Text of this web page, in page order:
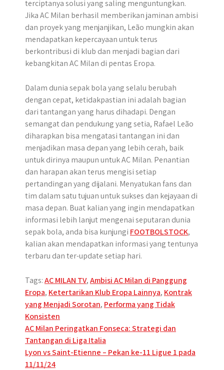
terciptanya solusi yang saling menguntungkan.
Jika AC Milan berhasil memberikan jaminan ambisi
dan proyek yang menjanjikan, Leão mungkin akan
mendapatkan kepercayaan untuk terus
berkontribusi di klub dan menjadi bagian dari
kebangkitan AC Milan di pentas Eropa.
Dalam dunia sepak bola yang selalu berubah
dengan cepat, ketidakpastian ini adalah bagian
dari tantangan yang harus dihadapi. Dengan
semangat dan pendukung yang setia, Rafael Leão
diharapkan bisa mengatasi tantangan ini dan
menjadikan masa depan yang lebih cerah, baik
untuk dirinya maupun untuk AC Milan. Penantian
dan harapan akan terus mengisi setiap
pertandingan yang dijalani. Menyatukan fans dan
tim dalam satu tujuan untuk sukses dan kejayaan di
masa depan. Buat kalian yang ingin mendapatkan
informasi lebih lanjut mengenai seputaran dunia
sepak bola, anda bisa kunjungi FOOTBOLSTOCK,
kalian akan mendapatkan informasi yang tentunya
terbaru dan ter-update setiap hari.
Tags:AC MILAN TV,Ambisi AC Milan di Panggung
Eropa, Ketertarikan Klub Eropa Lainnya, Kontrak
yang Menjadi Sorotan, Performa yang Tidak
Konsisten
Post
navigation
AC Milan Peringatkan Fonseca: Strategi dan
Tantangan di Liga Italia
Lyon vs Saint-Etienne – Pekan ke-11 Ligue 1 pada
11/11/24